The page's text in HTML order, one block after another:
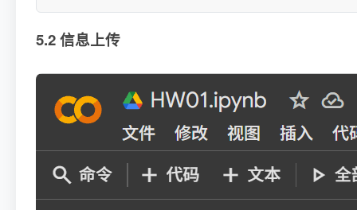
5.2 信息上传